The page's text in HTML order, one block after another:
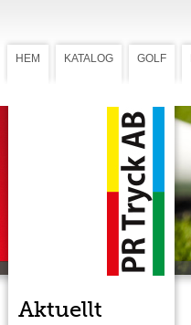
HEM KATALOG GOLF
Aktuellt